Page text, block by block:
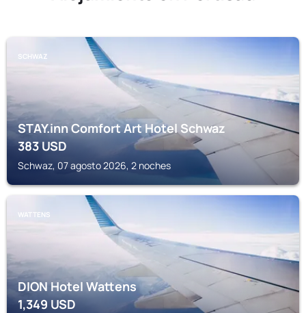
SCHWAZ
STAY.inn Comfort Art Hotel Schwaz
383USD
Schwaz, 07 agosto 2026, 2 noches
WATTENS
DION Hotel Wattens
1,349USD